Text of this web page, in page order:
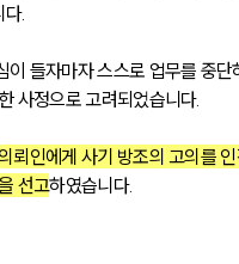
다.
이 들자마자 스스로 업무를 중단
사정으로 고려되었습니다.
뢰인에게 사기 방조의 고의를
선고하였습니다.